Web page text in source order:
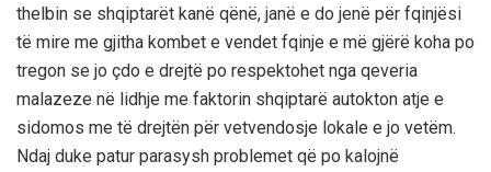
thelbin se shqiptarët kanë qënë, janë e do jenë për fqinjësi
të mire me gjitha kombet e vendet fqinje e më gjërë koha po
tregon se jo çdo e drejtë po respektohet nga qeveria
malazeze në lidhje me faktorin shqiptarë autokton atje e
sidomos me të drejtën për vetvendosje lokale e jo vetëm.
Ndaj duke patur parasysh problemet që po kalojnë